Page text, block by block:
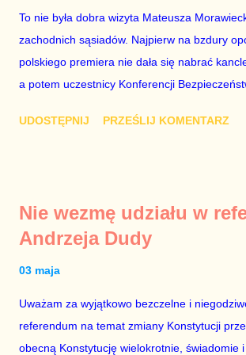
znowu dał się złamać partii Jarosława
bo w 2007 roku też tak się stało. Na kilka
przedterminowymi wyborami
politycy PiS wysłali Agencję Bezpieczeństwa
To nie była dobra wizyta Mateusza
zachodnich sąsiadów. Najpierw na bzdury
polskiego premiera nie dała się nabrać
a potem uczestnicy Konferencji
Merkel i Morawieckiego narastało we mnie
brednie, że Polska może być motorem
całej Unii Europejskiej. To tak, jakby rower
z roku 1951, czyli czasów stalinizmu. To
chciało mu przejść przez gardło
sytuacji naszego kraju z lat 2007-2015.
UDOSTĘPNIJ PRZEŚLIJ KOMENTARZ
Nie wezmę udziału w
Andrzeja Dudy
03 maja
Uważam za wyjątkowo bezczelne i
referendum na temat zmiany Konstytucji
obecną Konstytucję wielokrotnie, świadomie